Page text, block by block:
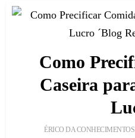
Como
Caseira
ÉRICO DA